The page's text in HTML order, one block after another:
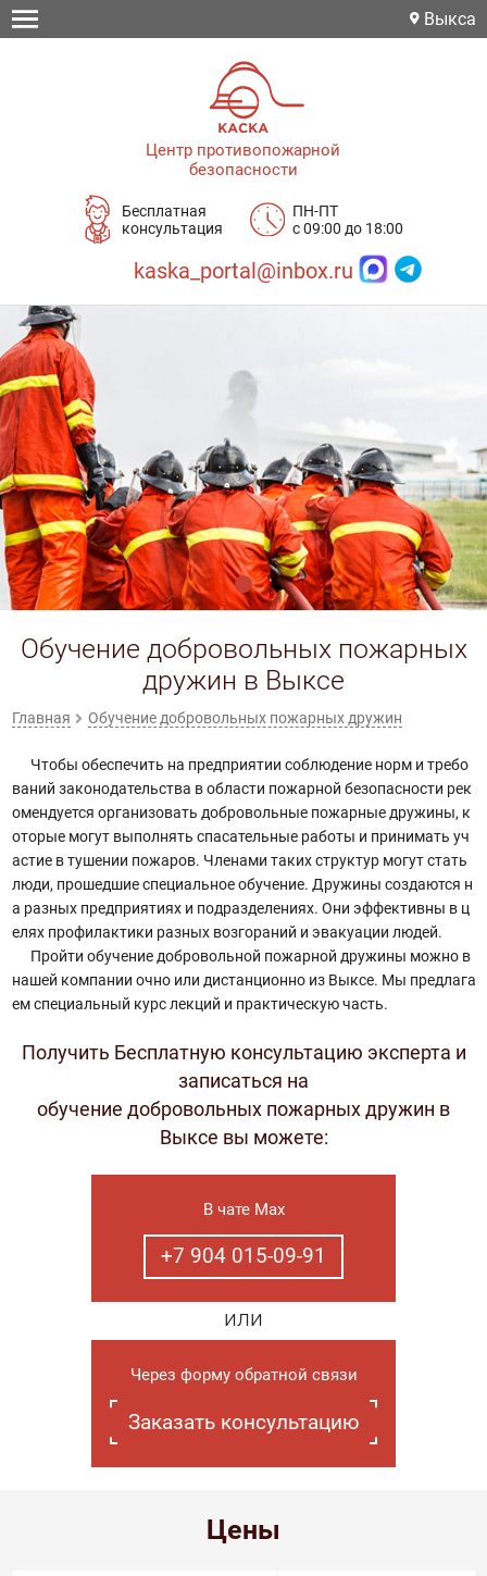
Выкса
Центр противопожарной
безопасности
Бесплатная
консультация
ПН-ПТ
с 09:00 до 18:00
kaska_portal@inbox.ru
Обучение добровольных пожарных
дружин в Выксе
Главная Обучение добровольных пожарных дружин
Чтобы обеспечить на предприятии соблюдение норм и требо
ваний законодательства в области пожарной безопасности рек
омендуется организовать добровольные пожарные дружины, к
оторые могут выполнять спасательные работы и принимать уч
астие в тушении пожаров. Членами таких структур могут стать
люди, прошедшие специальное обучение. Дружины создаются н
а разных предприятиях и подразделениях. Они эффективны в ц
елях профилактики разных возгораний и эвакуации людей.
Пройти обучение добровольной пожарной дружины можно в
нашей компании очно или дистанционно из Выксе. Мы предлага
ем специальный курс лекций и практическую часть.
Получить Бесплатную консультацию эксперта и
записаться на
обучение добровольных пожарных дружин в
Выксе вы можете:
В чате Max
+7 904 015-09-91
или
Через форму обратной связи
Заказать консультацию
Цены